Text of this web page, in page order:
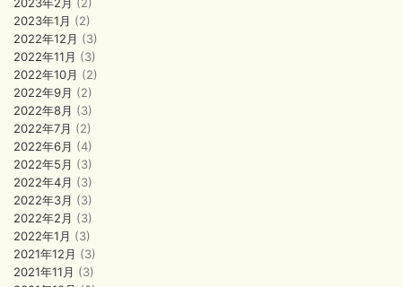
2023年1月 (2)
2022年12月 (3)
2022年11月 (3)
2022年10月 (2)
2022年9月 (2)
2022年8月 (3)
2022年7月 (2)
2022年6月 (4)
2022年5月 (3)
2022年4月 (3)
2022年3月 (3)
2022年2月 (3)
2022年1月 (3)
2021年12月 (3)
2021年11月 (3)